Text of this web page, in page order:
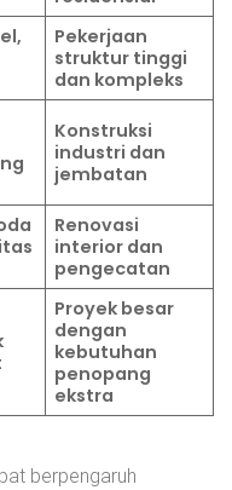
Pekerjaan
struktur tinggi
dan kompleks
Konstruksi
industri dan
jembatan
Renovasi
interior dan
pengecatan
Proyek besar
dengan
kebutuhan
penopang
ekstra
berpengaruh